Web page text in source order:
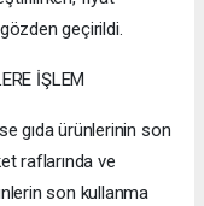
geçirildi.
İŞLEM
gıda ürünlerinin son
raflarında ve
son kullanma